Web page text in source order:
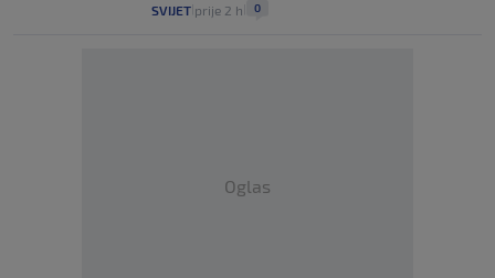
SVIJET prije 2 h 0
Oglas